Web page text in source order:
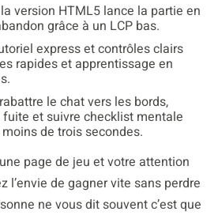
version HTML5 lance la partie en
grâce à un LCP bas.
express et contrôles clairs
rapides et apprentissage en
le chat vers les bords,
et suivre checklist mentale
de trois secondes.
page de jeu et votre attention
l’envie de gagner vite sans perdre
ne vous dit souvent c’est que